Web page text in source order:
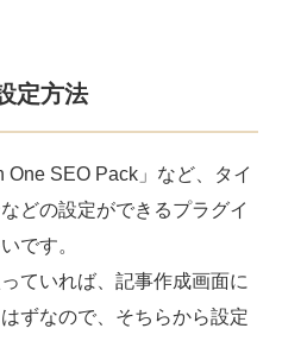
定方法
SEO Pack」など、タイ
どの設定ができるプラグイ
です。
ていれば、記事作成画面に
ずなので、そちらから設定